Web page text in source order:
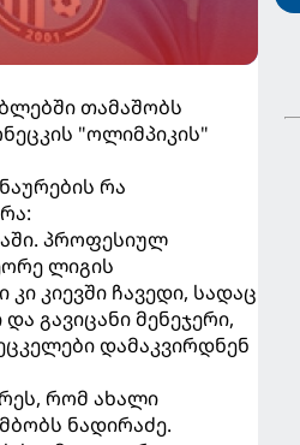
თამაშობს
"ოლიმპიკის"
რა
პროფესიულ
ლიგის
კიევში ჩავედი, სადაც
გავიცანი მენეჯერი,
დამაკვირდნენ
რომ ახალი
ნადირაძე.